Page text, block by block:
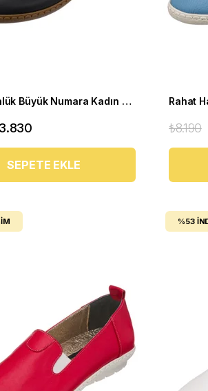
Rahat Günlük Büyük Numara Kadın Ayakkabı PR 5511 Siyah
SEPETE EKLE
₺8.190
%53